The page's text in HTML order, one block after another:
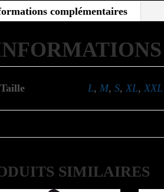
complémentaires
Taille L,M,S,XL,XXL
SIMILAIRES